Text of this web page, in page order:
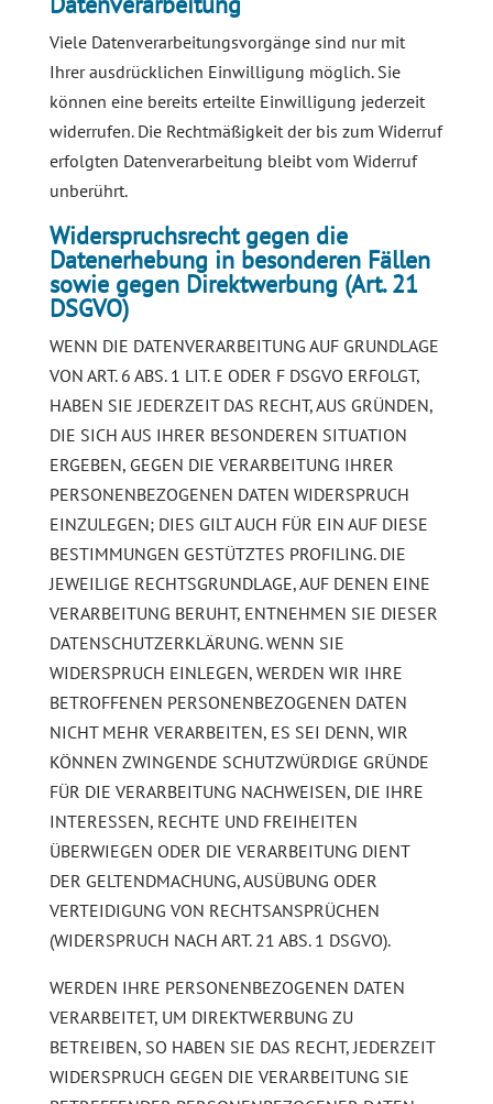
Viele Datenverarbeitungsvorgänge sind nur mit
Ihrer ausdrücklichen Einwilligung möglich. Sie
können eine bereits erteilte Einwilligung jederzeit
widerrufen. Die Rechtmäßigkeit der bis zum Widerruf
erfolgten Datenverarbeitung bleibt vom Widerruf
unberührt.
Widerspruchsrecht gegen die
Datenerhebung in besonderen Fällen
sowie gegen Direktwerbung (Art. 21
DSGVO)
WENN DIE DATENVERARBEITUNG AUF GRUNDLAGE
VON ART. 6 ABS. 1 LIT. E ODER F DSGVO ERFOLGT,
HABEN SIE JEDERZEIT DAS RECHT, AUS GRÜNDEN,
DIE SICH AUS IHRER BESONDEREN SITUATION
ERGEBEN, GEGEN DIE VERARBEITUNG IHRER
PERSONENBEZOGENEN DATEN WIDERSPRUCH
EINZULEGEN; DIES GILT AUCH FÜR EIN AUF DIESE
BESTIMMUNGEN GESTÜTZTES PROFILING. DIE
JEWEILIGE RECHTSGRUNDLAGE, AUF DENEN EINE
VERARBEITUNG BERUHT, ENTNEHMEN SIE DIESER
DATENSCHUTZERKLÄRUNG. WENN SIE
WIDERSPRUCH EINLEGEN, WERDEN WIR IHRE
BETROFFENEN PERSONENBEZOGENEN DATEN
NICHT MEHR VERARBEITEN, ES SEI DENN, WIR
KÖNNEN ZWINGENDE SCHUTZWÜRDIGE GRÜNDE
FÜR DIE VERARBEITUNG NACHWEISEN, DIE IHRE
INTERESSEN, RECHTE UND FREIHEITEN
ÜBERWIEGEN ODER DIE VERARBEITUNG DIENT
DER GELTENDMACHUNG, AUSÜBUNG ODER
VERTEIDIGUNG VON RECHTSANSPRÜCHEN
(WIDERSPRUCH NACH ART. 21 ABS. 1 DSGVO).
WERDEN IHRE PERSONENBEZOGENEN DATEN
VERARBEITET, UM DIREKTWERBUNG ZU
BETREIBEN, SO HABEN SIE DAS RECHT, JEDERZEIT
WIDERSPRUCH GEGEN DIE VERARBEITUNG SIE